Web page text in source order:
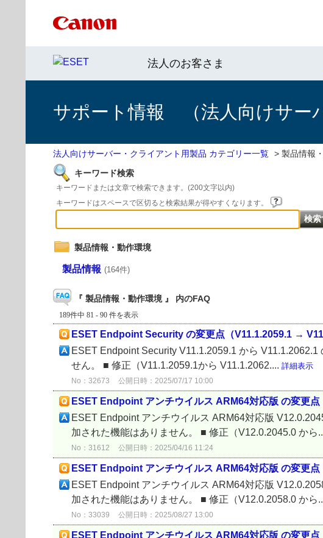
法人のお客さま
サポート情報 （法人向けサー
法人向けサーバー・クライアント用製品 カテゴリー一覧 > 製品情報
キーワード検索
キーワードまたは文章で検索できます。(200文字以内)
キーワードはスペースで区切ると検索結果が得やすくなります。
製品情報・動作環境
製品情報 (164件)
『 製品情報・動作環境 』 内のFAQ
189件中 81 - 90 件を表示
ESET Endpoint Security の変更点（V11.1.2059.1 →
ESET Endpoint Security V11.1.2059.1 から
せん。 ■ 修正（V11.1.2059.1から V11.1.2062.... 詳細表示
No：32673 公開日時：2025/07/17 10:00
ESET Endpoint アンチウイルス ARM64対応版 の変更
ESET Endpoint アンチウイルス ARM64対応版
加された機能はありません。 ■ 修正（V12.0.2045.0 から
No：31612 公開日時：2025/04/16 11:24
ESET Endpoint アンチウイルス ARM64対応版 の変更
ESET Endpoint アンチウイルス ARM64対応版
加された機能はありません。 ■ 修正（V12.0.2058.0 から
No：33039 公開日時：2025/08/27 13:00
ESET Endpoint アンチウイルス ARM64対応版 の変更点